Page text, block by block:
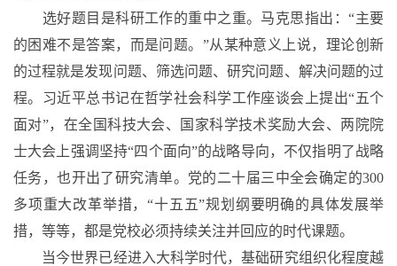
选好题目是科研工作的重中之重。马克思指出：“主要
的困难不是答案，而是问题。”从某种意义上说，理论创新
的过程就是发现问题、筛选问题、研究问题、解决问题的过
程。习近平总书记在哲学社会科学工作座谈会上提出“五个
面对”，在全国科技大会、国家科学技术奖励大会、两院院
士大会上强调坚持“四个面向”的战略导向，不仅指明了战略
任务，也开出了研究清单。党的二十届三中全会确定的300
多项重大改革举措，“十五五”规划纲要明确的具体发展举
措，等等，都是党校必须持续关注并回应的时代课题。
当今世界已经进入大科学时代，基础研究组织化程度越